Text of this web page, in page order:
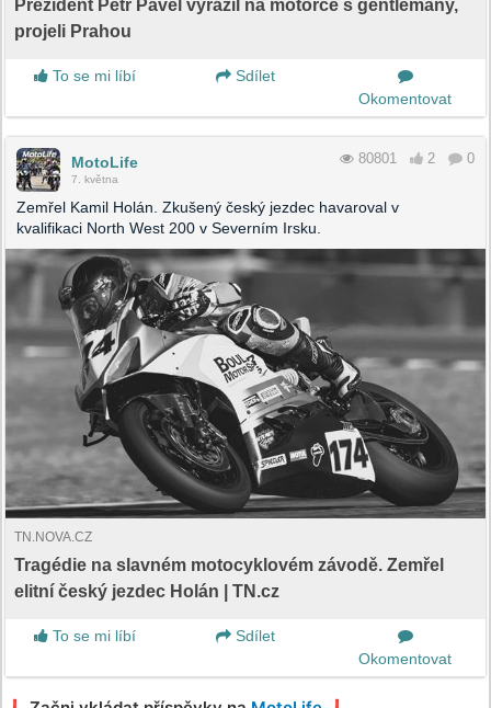
Prezident Petr Pavel vyrazil na motorce s gentlemany,
projeli Prahou
To se mi líbí
Sdílet
Okomentovat
MotoLife
7. května
80801 2 0
Zemřel Kamil Holán. Zkušený český jezdec havaroval v
kvalifikaci North West 200 v Severním Irsku.
TN.NOVA.CZ
Tragédie na slavném motocyklovém závodě. Zemřel
elitní český jezdec Holán | TN.cz
To se mi líbí
Sdílet
Okomentovat